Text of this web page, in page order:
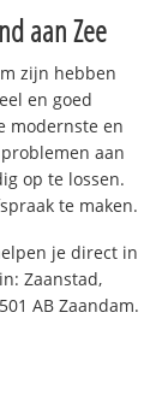
aan Zee
zijn hebben
en goed
modernste en
aan
op te lossen.
te maken.
je direct in
Zaanstad,
AB Zaandam.